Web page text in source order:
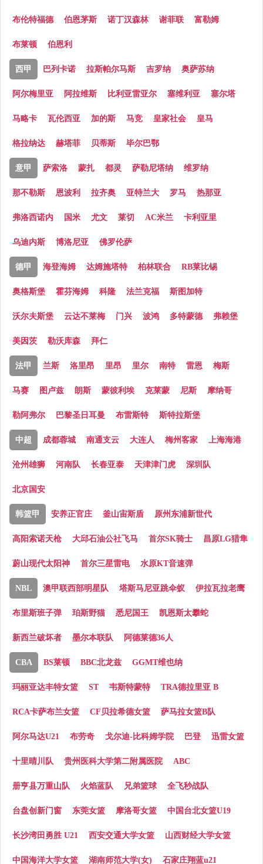
布伦特福德 伯恩茅斯 诺丁汉森林 谢菲联 富勒姆
布莱顿 伯恩利
西甲 巴列卡诺 拉斯帕尔马斯 吉罗纳 奥萨苏纳
阿尔梅里亚 阿拉维斯 比利亚雷亚尔 塞维利亚 塞尔塔
马略卡 瓦伦西亚 加的斯 马竞 皇家社会 皇马
格拉纳达 赫塔菲 贝蒂斯 毕尔巴鄂
意甲 萨索洛 蒙扎 都灵 萨勒尼塔纳 维罗纳
那不勒斯 恩波利 拉齐奥 亚特兰大 罗马 热那亚
弗洛西诺内 国米 尤文 莱切 AC米兰 卡利亚里
乌迪内斯 博洛尼亚 佛罗伦萨
德甲 海登海姆 达姆施塔特 柏林联合 RB莱比锡
奥格斯堡 霍芬海姆 科隆 法兰克福 斯图加特
沃尔夫斯堡 云达不莱梅 门兴 波鸿 多特蒙德 弗赖堡
美因茨 勒沃库森 拜仁
法甲 兰斯 洛里昂 里昂 里尔 南特 雷恩 梅斯
马赛 图卢兹 朗斯 蒙彼利埃 克莱蒙 尼斯 摩纳哥
勒阿弗尔 巴黎圣日耳曼 布雷斯特 斯特拉斯堡
中超 成都蓉城 南通支云 大连人 梅州客家 上海海港
沧州雄狮 河南队 长春亚泰 天津津门虎 深圳队
北京国安
韩篮甲 安养正官庄 釜山宙斯盾 原州东浦新世代
高阳索诺天枪 大邱石油公社飞马 首尔SK骑士 昌原LG猎隼
蔚山现代太阳神 首尔三星雷电 水原KT音速弹
NBL 澳甲联西部明星队 塔斯马尼亚跳伞蚁 伊拉瓦拉老鹰
布里斯班子弹 珀斯野猫 悉尼国王 凯恩斯太攀蛇
新西兰破坏者 墨尔本联队 阿德莱德36人
CBA BS莱顿 BBC北龙兹 GGMT维也纳
玛丽亚达丰特女篮 ST 韦斯特蒙特 TRA德拉里亚 B
RCA卡萨布兰女篮 CF贝拉希德女篮 萨马拉女篮B队
阿尔马达U21 布劳奇 戈尔迪-比科姆学院 巴登 迅雷女篮
十里晴川队 贵州医科大学第二附属医院 ABC
册亨县万重山队 火焰蓝队 兄弟篮球 全飞秒战队
台盘创新门窗 东莞女篮 摩洛哥女篮 中国台北女篮U19
长沙湾田勇胜 U21 西安交通大学女篮 山西财经大学女篮
中国海洋大学女篮 湖南师范大学(女) 石家庄翔蓝u21